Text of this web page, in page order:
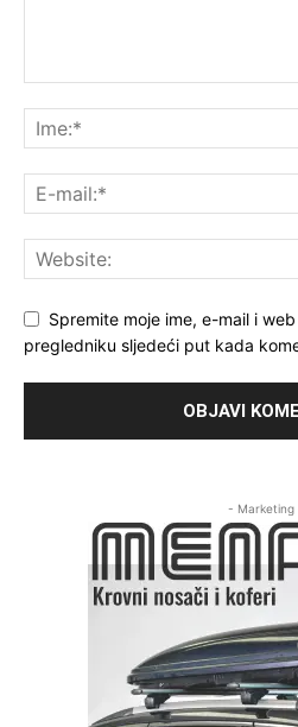
Spremite moje ime, e-mail i
pregledniku sljedeći put kada
- Marketing